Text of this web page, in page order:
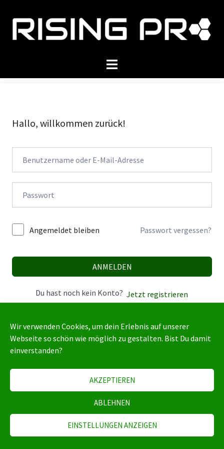
Wir verwenden Cookies, um dein Erlebnis auf unserer
Webseite so schön wie möglich zu gestalten. Bist Du damit
einverstanden?
AKZEPTIEREN
ABLEHNEN
EINSTELLUNGEN ANZEIGEN
Inhalt
springen
Menü
Hallo, willkommen zurück!
Angemeldet bleiben Passwort vergessen?
ANMELDEN
Du hast noch kein Konto? Jetzt registrieren
Copyright 2024 | All Rights Reserved |Impressum|
AGB